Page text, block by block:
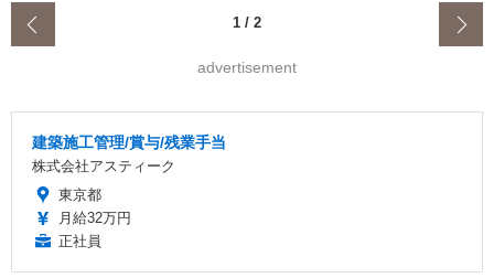
1 / 2
advertisement
建築施工管理/賞与/残業手当
株式会社アスティーク
東京都
月給32万円
正社員